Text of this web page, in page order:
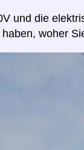
und die
woher